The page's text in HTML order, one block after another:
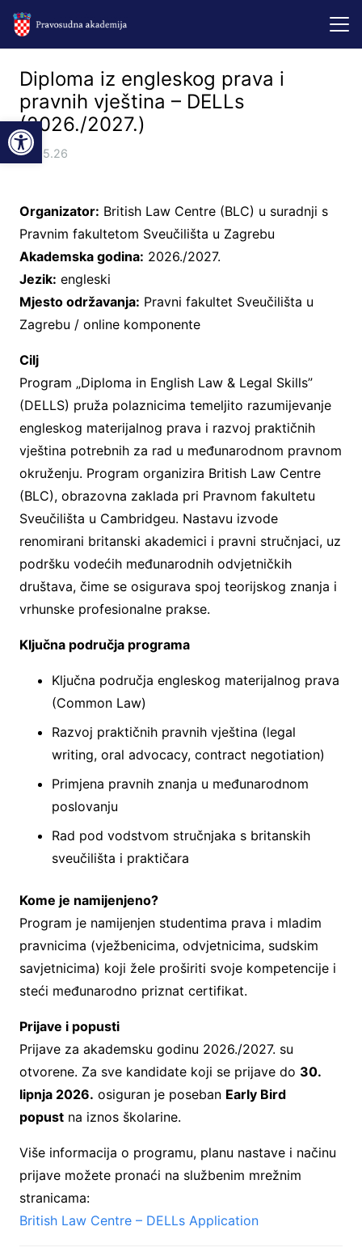
Open toolbar
Diploma iz engleskog prava i
pravnih vještina – DELLs
(2026./2027.)
18.05.26
Organizator: British Law Centre (BLC) u suradnji s
Pravnim fakultetom Sveučilišta u Zagrebu
Akademska godina: 2026./2027.
Jezik: engleski
Mjesto održavanja: Pravni fakultet Sveučilišta u
Zagrebu / online komponente
Cilj
Program „Diploma in English Law & Legal Skills”
(DELLS) pruža polaznicima temeljito razumijevanje
engleskog materijalnog prava i razvoj praktičnih
vještina potrebnih za rad u međunarodnom pravnom
okruženju. Program organizira British Law Centre
(BLC), obrazovna zaklada pri Pravnom fakultetu
Sveučilišta u Cambridgeu. Nastavu izvode
renomirani britanski akademici i pravni stručnjaci, uz
podršku vodećih međunarodnih odvjetničkih
društava, čime se osigurava spoj teorijskog znanja i
vrhunske profesionalne prakse.
Ključna područja programa
Ključna područja engleskog materijalnog prava
(Common Law)
Razvoj praktičnih pravnih vještina (legal
writing, oral advocacy, contract negotiation)
Primjena pravnih znanja u međunarodnom
poslovanju
Rad pod vodstvom stručnjaka s britanskih
sveučilišta i praktičara
Kome je namijenjeno?
Program je namijenjen studentima prava i mladim
pravnicima (vježbenicima, odvjetnicima, sudskim
savjetnicima) koji žele proširiti svoje kompetencije i
steći međunarodno priznat certifikat.
Prijave i popusti
Prijave za akademsku godinu 2026./2027. su
otvorene. Za sve kandidate koji se prijave do 30.
lipnja 2026. osiguran je poseban Early Bird
popust na iznos školarine.
Više informacija o programu, planu nastave i načinu
prijave možete pronaći na službenim mrežnim
stranicama:
British Law Centre – DELLs Application